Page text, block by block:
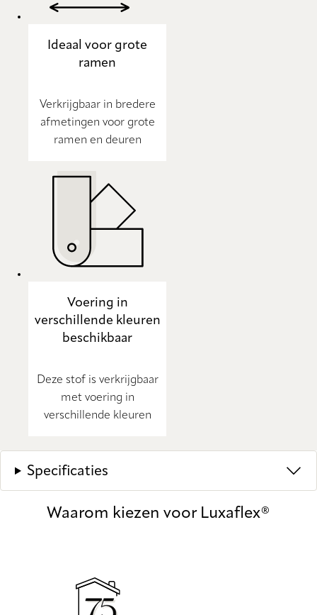
Ideaal voor grote
ramen
Verkrijgbaar in bredere
afmetingen voor grote
ramen en deuren
Voering in
verschillende kleuren
beschikbaar
Deze stof is verkrijgbaar
met voering in
verschillende kleuren
Specificaties
Waarom kiezen voor Luxaflex®